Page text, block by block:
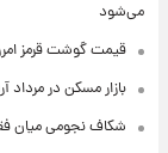
می‌شود
قیمت گوشت قرمز امروز پنجشنبه
بازار مسکن در
شکاف نجومی میان